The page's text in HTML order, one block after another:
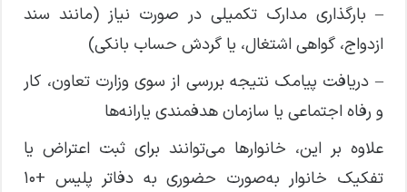
– بارگذاری مدارک تکمیلی در صورت نیاز (مانند سند
ازدواج، گواهی اشتغال، یا گردش حساب بانکی)
– دریافت پیامک نتیجه بررسی از سوی وزارت تعاون، کار
و رفاه اجتماعی یا سازمان هدفمندی یارانه‌ها
علاوه بر این، خانوار‌ها می‌توانند برای ثبت اعتراض یا
تفکیک خانوار به‌صورت حضوری به دفاتر پلیس +۱۰